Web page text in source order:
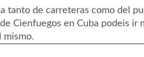
tanto de carreteras como del
Cienfuegos en Cuba podeis ir
mismo.